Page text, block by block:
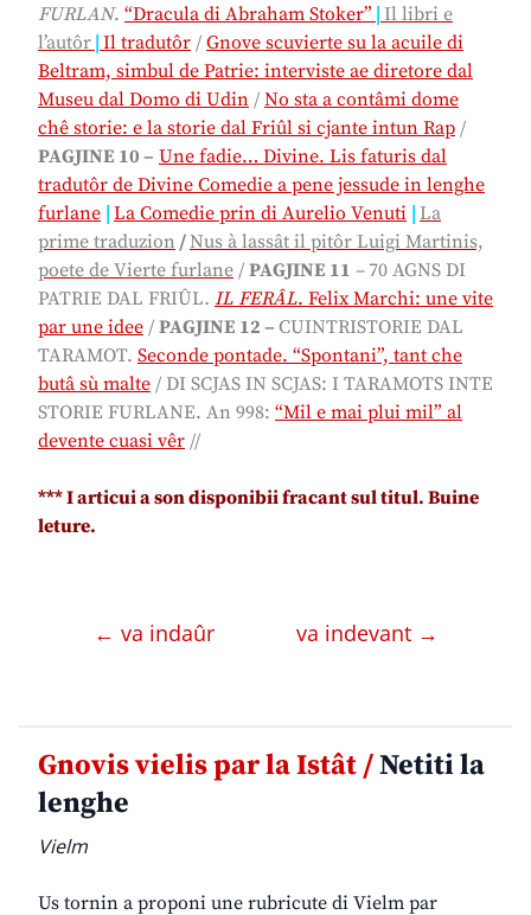
FURLAN. “Dracula di Abraham Stoker” | Il libri e
l’autôr | Il tradutôr / Gnove scuvierte su la acuile di
Beltram, simbul de Patrie: interviste ae diretore dal
Museu dal Domo di Udin / No sta a contâmi dome
chê storie: e la storie dal Friûl si cjante intun Rap /
PAGJINE 10 – Une fadie… Divine. Lis faturis dal
tradutôr de Divine Comedie a pene jessude in lenghe
furlane | La Comedie prin di Aurelio Venuti | La
prime traduzion /Nus à lassât il pitôr Luigi Martinis,
poete de Vierte furlane / PAGJINE 11 – 70 AGNS DI
PATRIE DAL FRIÛL. IL FERÂL. Felix Marchi: une vite
par une idee / PAGJINE 12 – CUINTRISTORIE DAL
TARAMOT. Seconde pontade. “Spontani”, tant che
butâ sù malte / DI SCJAS IN SCJAS: I TARAMOTS INTE
STORIE FURLANE. An 998: “Mil e mai plui mil” al
devente cuasi vêr //
*** I articui a son disponibii fracant sul titul. Buine
leture.
← va indaûr va indevant →
Gnovis vielis par la Istât /Netiti la
lenghe
Vielm
Us tornin a proponi une rubricute di Vielm par